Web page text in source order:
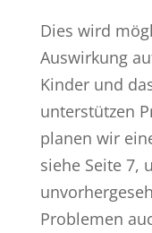
Dies wird
Auswirkung
Kinder und
unterstützen
planen wir
siehe Seite 7,
Problemen